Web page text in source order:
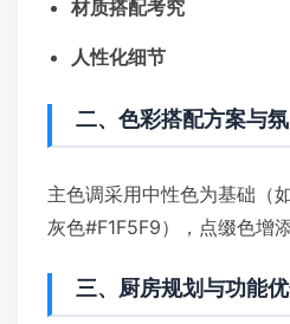
材质搭配考究
人性化细节
二、色彩搭配方案与
主色调采用中性色为基础（
灰色#F1F5F9），点缀色增
三、厨房规划与功能